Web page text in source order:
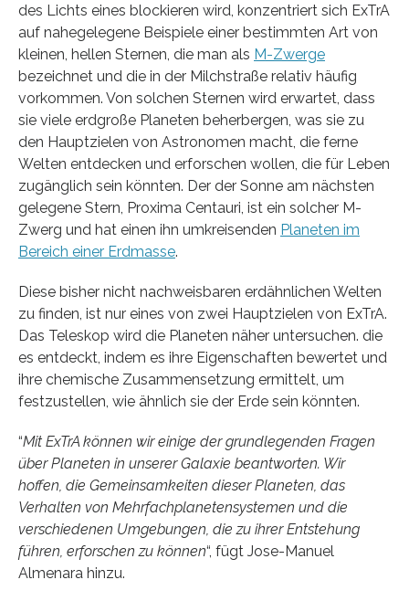
des Lichts eines blockieren wird, konzentriert sich ExTrA
auf nahegelegene Beispiele einer bestimmten Art von
kleinen, hellen Sternen, die man als M-Zwerge
bezeichnet und die in der Milchstraße relativ häufig
vorkommen. Von solchen Sternen wird erwartet, dass
sie viele erdgroße Planeten beherbergen, was sie zu
den Hauptzielen von Astronomen macht, die ferne
Welten entdecken und erforschen wollen, die für Leben
zugänglich sein könnten. Der der Sonne am nächsten
gelegene Stern, Proxima Centauri, ist ein solcher M-
Zwerg und hat einen ihn umkreisenden Planeten im
Bereich einer Erdmasse.
Diese bisher nicht nachweisbaren erdähnlichen Welten
zu finden, ist nur eines von zwei Hauptzielen von ExTrA.
Das Teleskop wird die Planeten näher untersuchen. die
es entdeckt, indem es ihre Eigenschaften bewertet und
ihre chemische Zusammensetzung ermittelt, um
festzustellen, wie ähnlich sie der Erde sein könnten.
“Mit ExTrA können wir einige der grundlegenden Fragen
über Planeten in unserer Galaxie beantworten. Wir
hoffen, die Gemeinsamkeiten dieser Planeten, das
Verhalten von Mehrfachplanetensystemen und die
verschiedenen Umgebungen, die zu ihrer Entstehung
führen, erforschen zu können“, fügt Jose-Manuel
Almenara hinzu.